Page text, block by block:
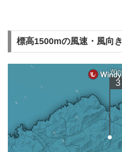
標高1500mの風速・風向き